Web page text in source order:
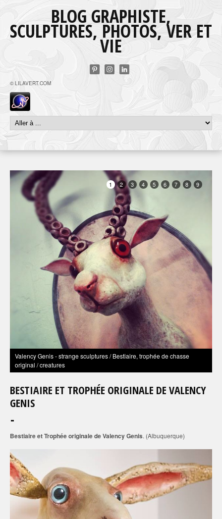
BLOG GRAPHISTE,
SCULPTURES, PHOTOS, VER ET
VIE
© LILAVERT.COM
Valency Genis - strange sculptures / Bestiaire, trophée de chasse
original / creatures
1 2 3 4 5 6 7 8 9
BESTIAIRE ET TROPHÉE ORIGINALE DE VALENCY
GENIS
Bestiaire et Trophée originale de Valency Genis. (Albuquerque)